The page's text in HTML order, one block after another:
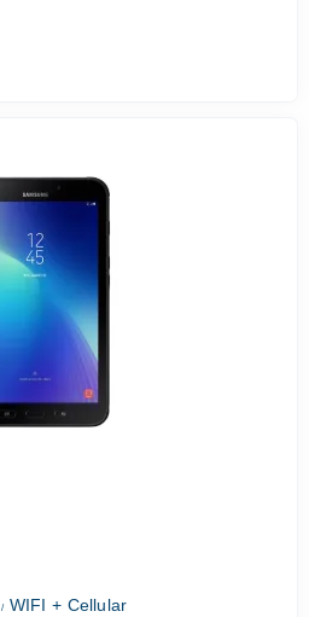
/WIFI + Cellular